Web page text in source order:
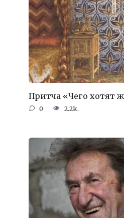
Притча «Чего хотят
0 2.2k.